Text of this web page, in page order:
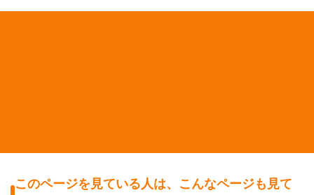
このページを見ている人は、こんなページも見て